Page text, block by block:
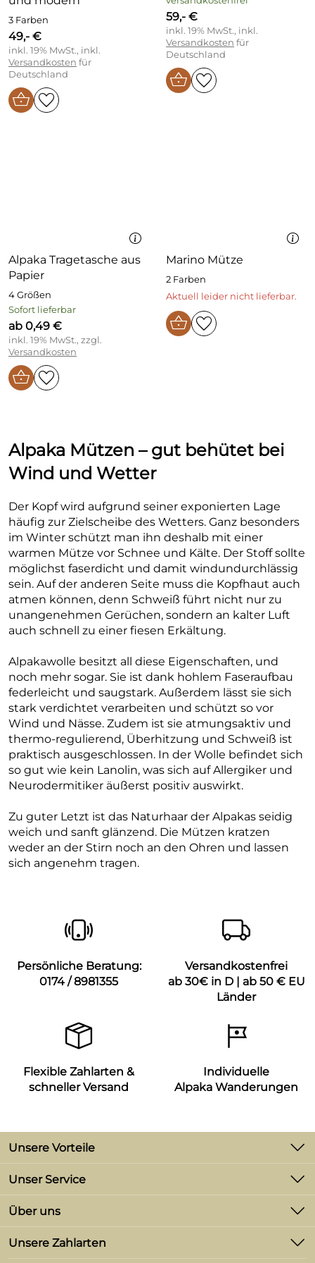
3 Farben
49,- €
inkl. 19% MwSt., inkl.
Versandkosten für
Deutschland
59,- €
inkl. 19% MwSt., inkl.
Versandkosten für
Deutschland
Alpaka Tragetasche aus
Papier
4 Größen
Sofort lieferbar
ab 0,49 €
inkl. 19% MwSt., zzgl.
Versandkosten
Marino Mütze
2 Farben
Aktuell leider nicht lieferbar.
Alpaka Mützen – gut behütet bei
Wind und Wetter
Der Kopf wird aufgrund seiner exponierten Lage
häufig zur Zielscheibe des Wetters. Ganz besonders
im Winter schützt man ihn deshalb mit einer
warmen Mütze vor Schnee und Kälte. Der Stoff sollte
möglichst faserdicht und damit windundurchlässig
sein. Auf der anderen Seite muss die Kopfhaut auch
atmen können, denn Schweiß führt nicht nur zu
unangenehmen Gerüchen, sondern an kalter Luft
auch schnell zu einer fiesen Erkältung.
Alpakawolle besitzt all diese Eigenschaften, und
noch mehr sogar. Sie ist dank hohlem Faseraufbau
federleicht und saugstark. Außerdem lässt sie sich
stark verdichtet verarbeiten und schützt so vor
Wind und Nässe. Zudem ist sie atmungsaktiv und
thermo-regulierend, Überhitzung und Schweiß ist
praktisch ausgeschlossen. In der Wolle befindet sich
so gut wie kein Lanolin, was sich auf Allergiker und
Neurodermitiker äußerst positiv auswirkt.
Zu guter Letzt ist das Naturhaar der Alpakas seidig
weich und sanft glänzend. Die Mützen kratzen
weder an der Stirn noch an den Ohren und lassen
sich angenehm tragen.
Persönliche Beratung:
0174 / 8981355
Versandkostenfrei
ab 30€ in D | ab 50 € EU
Länder
Flexible Zahlarten &
schneller Versand
Individuelle
Alpaka Wanderungen
Unsere Vorteile
-2% Skonto bei Zahlung per Vorkasse
Versandkostenfrei in D ab 30,-€;
Versandkostenfrei in weitere EU-Länder ab 50,-
€
Unser Service
Kontakt
Retourenabwicklung
Lieferbedingungen
Über uns
Unsere Bestseller
Marken
Unsere Zahlarten